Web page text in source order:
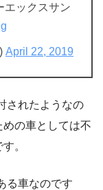
エックスサン
April 22, 2019
されたようなの
の車としては不
。
る車なのです